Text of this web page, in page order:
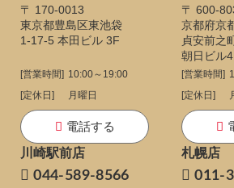
〒 170-0013
東京都豊島区東池袋
1-17-5 本田ビル 3F
[営業時間] 10:00～19:00
[定休日]
月曜日
電話する
〒 600-
京都府京
貞安前之
朝日ビル
[営業時間]
[定休日]
川崎駅前店
044-589-8566
札幌店
011-